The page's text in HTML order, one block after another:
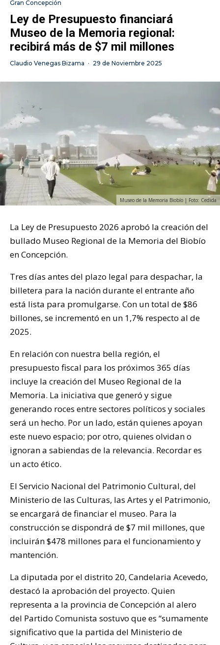
Gran Concepción
Ley de Presupuesto financiará
Museo de la Memoria regional:
recibirá más de $7 mil millones
Claudio Venegas Bizama · 29 de Noviembre 2025
Museo de la Memoria Biobío | Foto: Cedida
La Ley de Presupuesto 2026 aprobó la creación del
bullado Museo Regional de la Memoria del Biobío
en Concepción.
Tres días antes del plazo legal para despachar, la
billetera para la nación durante el entrante año
está lista para promulgarse. Con un total de $86
billones, se incrementó en un 1,7% respecto al de
2025.
En relación con nuestra bella región, el
presupuesto fiscal para los próximos 365 días
incluye la creación del Museo Regional de la
Memoria. La iniciativa que generó y sigue
generando roces entre sectores políticos y sociales
será un hecho. Por un lado, están quienes apoyan
este nuevo espacio; por otro, quienes olvidan o
ignoran a sabiendas de la relevancia. Recordar es
un acto ético.
El Servicio Nacional del Patrimonio Cultural, del
Ministerio de las Culturas, las Artes y el Patrimonio,
se encargará de financiar el museo. Para la
construcción se dispondrá de $7 mil millones, que
incluirán $478 millones para el funcionamiento y
mantención.
La diputada por el distrito 20, Candelaria Acevedo,
destacó la aprobación del proyecto. Quien
representa a la provincia de Concepción al alero
del Partido Comunista sostuvo que es “sumamente
significativo que la partida del Ministerio de